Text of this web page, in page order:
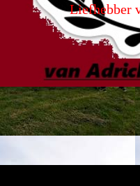
Liefhebber